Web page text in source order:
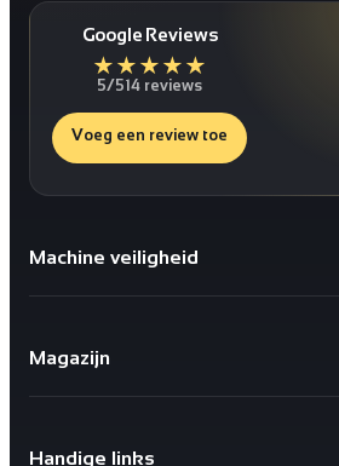
Google Reviews
★ ★ ★ ★ ★
5/514 reviews
Voeg een review toe
Machine veiligheid
Deuren
Magazijn
X-Rail® Valbeveiliging
Handige links